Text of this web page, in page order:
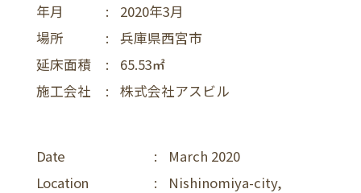
年月 :
2020年3月
場所
:
兵庫県西宮市
延床面積
:
65.53
施工会社
: 株式会社アスビル
Date :
March 2020
Location
:
Nishinomiya-city,